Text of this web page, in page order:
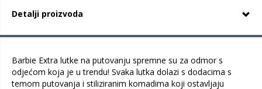
Detalji proizvoda
Barbie Extra lutke na putovanju spremne su za odmor s
odjećom koja je u trendu! Svaka lutka dolazi s dodacima s
temom putovanja i stiliziranim komadima koji ostavljaju